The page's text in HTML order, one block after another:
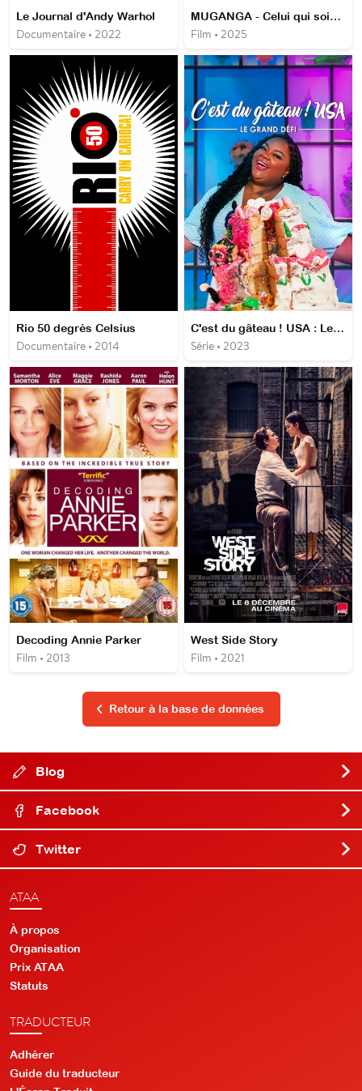
Le Journal d'Andy Warhol
Documentaire • 2022
MUGANGA - Celui qui soigne
Film • 2025
Rio 50 degrés Celsius
Documentaire • 2014
C'est du gâteau ! USA : Le grand défi
Série • 2023
Decoding Annie Parker
Film • 2013
West Side Story
Film • 2021
Retour à la base de données
Blog
Facebook
Twitter
ATAA
À propos
Organisation
Prix ATAA
Statuts
TRADUCTEUR
Adhérer
Guide du traducteur